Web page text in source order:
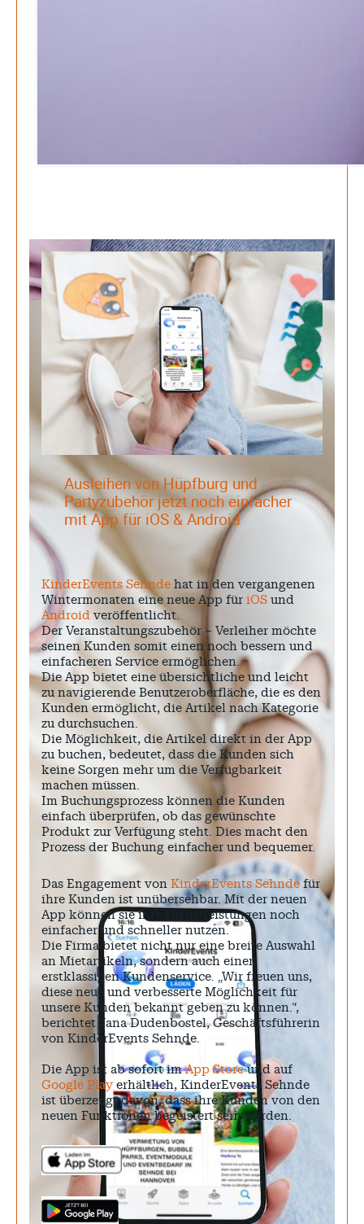
Ausleihen von Hüpfburg und
Partyzubehör jetzt noch einfacher
mit App füriOS&Android
KinderEvents Sehnde hat in den vergangenen
Wintermonaten eine neue App für iOS und
Android veröffentlicht.
Der Veranstaltungszubehör – Verleiher möchte
seinen Kunden somit einen noch bessern und
einfacheren Service ermöglichen.
Die App bietet eine übersichtliche und leicht
zu navigierende Benutzeroberfläche, die es den
Kunden ermöglicht, die Artikel nach Kategorie
zu durchsuchen.
Die Möglichkeit, die Artikel direkt in der App
zu buchen, bedeutet, dass die Kunden sich
keine Sorgen mehr um die Verfügbarkeit
machen müssen.
Im Buchungsprozess können die Kunden
einfach überprüfen, ob das gewünschte
Produkt zur Verfügung steht. Dies macht den
Prozess der Buchung einfacher und bequemer.
Das Engagement von KinderEvents Sehndefür
ihre Kunden ist unübersehbar. Mit der neuen
App können sie ihre Dienstleistungen noch
einfacher und schneller nutzen.
Die Firma bietet nicht nur eine breite Auswahl
an Mietartikeln, sondern auch einen
erstklassigen Kundenservice. „Wir freuen uns,
diese neue und verbesserte Möglichkeit für
unsere Kunden bekannt geben zu können.“,
berichtet Jana Dudenbostel, Geschäftsführerin
von KinderEvents Sehnde.
Die App ist ab sofort imApp Storeund auf
Google Play erhältlich, KinderEvents Sehnde
ist überzeugt davon, dass ihre Kunden von den
neuen Funktionen begeistert sein werden.